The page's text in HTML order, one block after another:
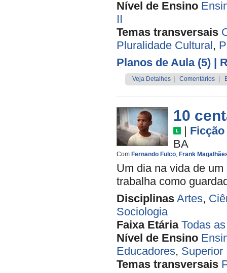
Nível de Ensino
II
Temas transversais
Pluralidade Cultural,
Planos de Aula (5) |
Veja Detalhes Comentários
10
| Ficção
BA
Com Fernando Fulco, Frank
Um dia na vida de
trabalha como
Disciplinas Artes,
Sociologia
Faixa Etária Todas
Nível de Ensino
Educadores, Superior
Temas transversais